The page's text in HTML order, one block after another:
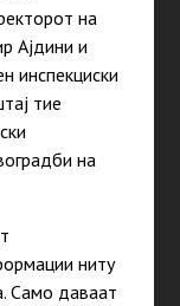
на
Ајдини и
инспекциски
тие
на
ниту
Само даваат